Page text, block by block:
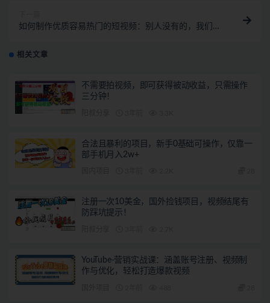
如何制作优质容易热门的短视频：别人没有的，我们都
相关文章
不需要拍视频，即可获得被动收益，只需操作
三分钟！
合法且暴利的项目，新手0基础可操作，仅靠一
部手机月入2w+
注册一次10美金，国外捡钱项目，视频结尾有
防踩坑提示！
YouTube-营销实战课：涵盖账号注册、视频制
作与优化，轻松打造爆款视频